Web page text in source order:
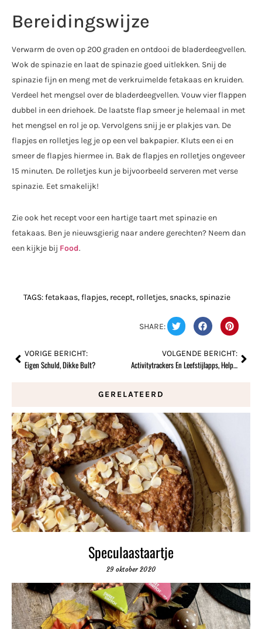
Bereidingswijze
Verwarm de oven op 200 graden en ontdooi de bladerdeegvellen.
Wok de spinazie en laat de spinazie goed uitlekken. Snij de
spinazie fijn en meng met de verkruimelde fetakaas en kruiden.
Verdeel het mengsel over de bladerdeegvellen. Vouw vier flappen
dubbel in een driehoek. De laatste flap smeer je helemaal in met
het mengsel en rol je op. Vervolgens snij je er plakjes van. De
flapjes en rolletjes leg je op een vel bakpapier. Kluts een ei en
smeer de flapjes hiermee in. Bak de flapjes en rolletjes ongeveer
15 minuten. De rolletjes kun je bijvoorbeeld serveren met verse
spinazie. Eet smakelijk!
Zie ook het recept voor een hartige taart met spinazie en
fetakaas. Ben je nieuwsgierig naar andere gerechten? Neem dan
een kijkje bij Food.
TAGS:fetakaas,flapjes, recept, rolletjes, snacks, spinazie
SHARE:
VORIGE BERICHT:
Eigen Schuld, Dikke Bult?
VOLGENDE BERICHT:
Activitytrackers En Leefstijlapps, Helpt Dat Nu Echt?
GERELATEERD
Speculaastaartje
29 oktober 2020